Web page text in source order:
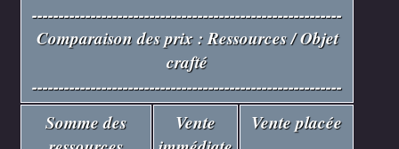
----------------------------------------------------------
Comparaison des prix : Ressources / Objet
crafté
----------------------------------------------------------
Somme des
Vente
Vente placée